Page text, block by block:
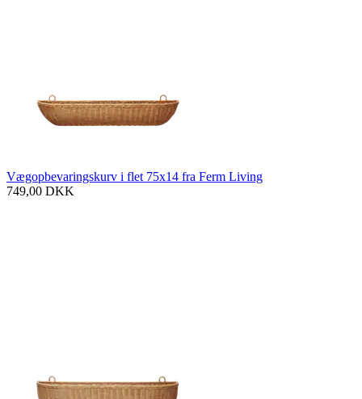
Vægopbevaringskurv i flet 75x14 fra Ferm Living
749,00 DKK